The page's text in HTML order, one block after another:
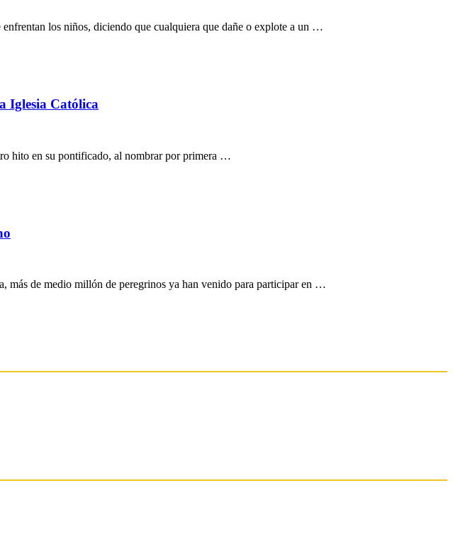
los niños, diciendo que cualquiera que dañe o explote a un …
Iglesia Católica
hito en su pontificado, al nombrar por primera …
más de medio millón de peregrinos ya han venido para participar en …